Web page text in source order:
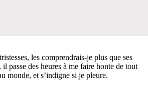
les comprendrais-je plus que ses
passe des heures à me faire honte de tout
monde, et s’indigne si je pleure.